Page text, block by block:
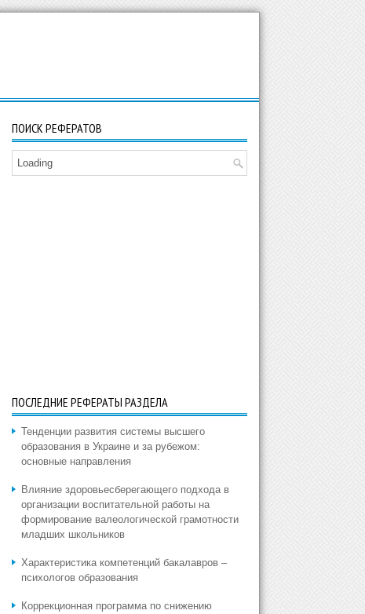
ПОИСК РЕФЕРАТОВ
Loading
ПОСЛЕДНИЕ РЕФЕРАТЫ РАЗДЕЛА
Тенденции развития системы высшего
образования в Украине и за рубежом:
основные направления
Влияние здоровьесберегающего подхода в
организации воспитательной работы на
формирование валеологической грамотности
младших школьников
Характеристика компетенций бакалавров –
психологов образования
Коррекционная программа по снижению